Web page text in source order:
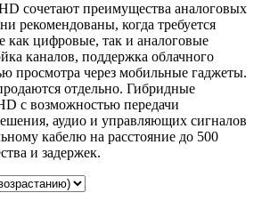
сочетают преимущества аналоговых
рекомендованы, когда требуется
как цифровые, так и аналоговые
каналов, поддержка облачного
просмотра через мобильные гаджеты.
отдельно. Гибридные
с возможностью передачи
аудио и управляющих сигналов
кабелю на расстояние до 500
и задержек.